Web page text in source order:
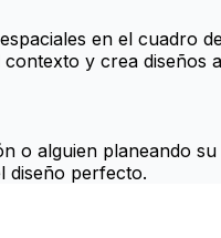
en el cuadro
y crea diseños
o alguien planeando
diseño perfecto.